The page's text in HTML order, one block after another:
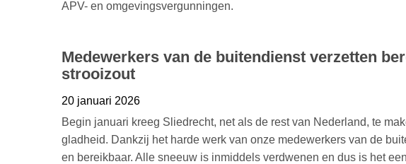
APV- en omgevingsvergunningen.
Medewerkers van de buitendienst verzetten
strooizout
20 januari 2026
Begin januari kreeg Sliedrecht, net als de rest van Nederland, te
gladheid. Dankzij het harde werk van onze medewerkers van de
en bereikbaar. Alle sneeuw is inmiddels verdwenen en dus is het